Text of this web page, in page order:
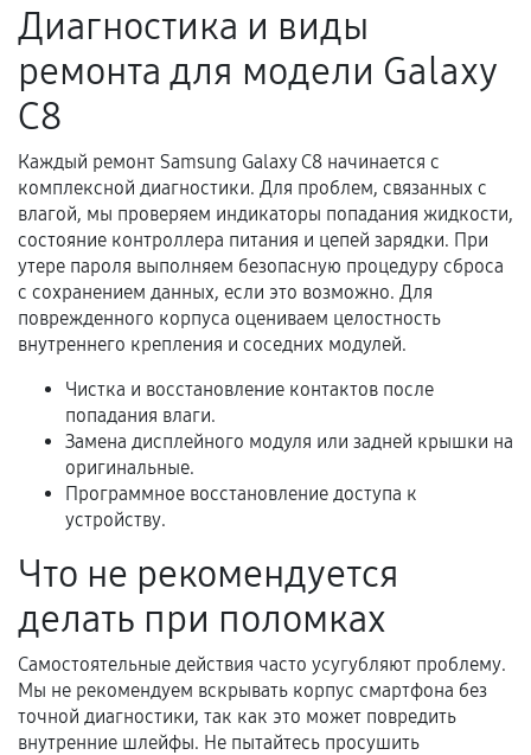
Когда гарантия не действует
Нарушение правил эксплуатации,
Самостоятельный ремонт или вмешательство
третьих лиц.
Естественный износ деталей, если иное не
предусмотрено отдельно.
Обращение после окончания гарантийного
срока.
Программные сбои, если это не указано в
отдельных условиях.
Если комплектующие куплены
Гарантия на выполненные работы может
сохраняться полностью или частично, если
соблюдены следующие условия:
Предоставленные детали подходят по
техническим параметрам и не имеют внешних
дефектов.
Диагностика и виды
ремонта для модели Galaxy
C8
Каждый ремонт Samsung Galaxy C8 начинается с
комплексной диагностики. Для проблем, связанных с
влагой, мы проверяем индикаторы попадания жидкости,
состояние контроллера питания и цепей зарядки. При
утере пароля выполняем безопасную процедуру сброса
с сохранением данных, если это возможно. Для
поврежденного корпуса оцениваем целостность
внутреннего крепления и соседних модулей.
Чистка и восстановление контактов после
попадания влаги.
Замена дисплейного модуля или задней крышки на
оригинальные.
Программное восстановление доступа к
устройству.
Что не рекомендуется
делать при поломках
Самостоятельные действия часто усугубляют проблему.
Мы не рекомендуем вскрывать корпус смартфона без
точной диагностики, так как это может повредить
внутренние шлейфы. Не пытайтесь просушить